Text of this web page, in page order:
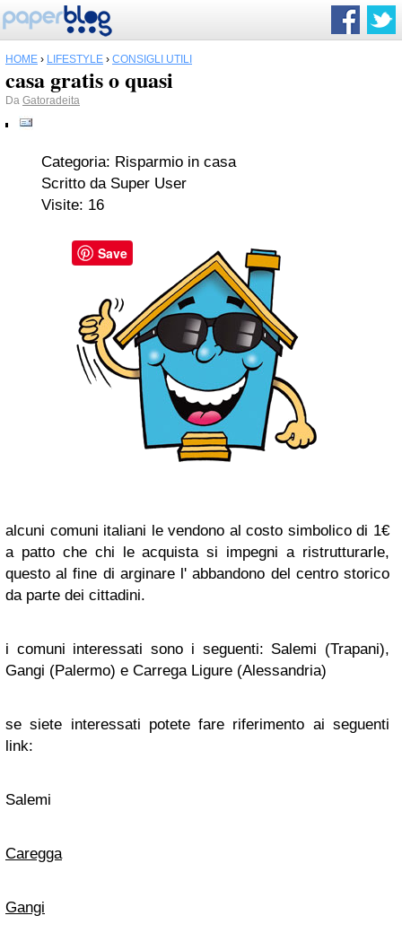
HOME › LIFESTYLE › CONSIGLI UTILI
casa gratis o quasi
Da Gatoradeita
Categoria: Risparmio in casa
Scritto da Super User
Visite: 16
alcuni comuni italiani le vendono al costo simbolico di 1€
a patto che chi le acquista si impegni a ristrutturarle,
questo al fine di arginare l' abbandono del centro storico
da parte dei cittadini.
i comuni interessati sono i seguenti: Salemi (Trapani),
Gangi (Palermo) e Carrega Ligure (Alessandria)
se siete interessati potete fare riferimento ai seguenti
link:
Salemi
Caregga
Gangi
Save